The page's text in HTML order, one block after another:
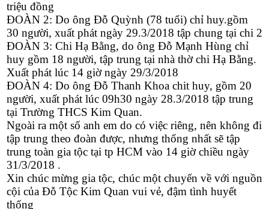
triệu đồng
ĐOÀN 2: Do ông Đỗ Quỳnh (78 tuổi) chỉ huy.gồm
30 người, xuất phát ngày 29.3/2018 tập chung tại chi 2
ĐOÀN 3: Chi Hạ Bằng, do ông Đỗ Mạnh Hùng chỉ
huy gồm 18 người, tập trung tại nhà thờ chi Hạ Bằng.
Xuất phát lúc 14 giờ ngày 29/3/2018
ĐOÀN 4: Do ông Đỗ Thanh Khoa chit huy, gồm 20
người, xuất phát lúc 09h30 ngày 28.3/2018 tập trung
tại Trường THCS Kim Quan.
Ngoài ra một số anh em do có việc riêng, nên không đi
tập trung theo đoàn được, nhưng thống nhất sẽ tập
trung toàn gia tộc tại tp HCM vào 14 giờ chiều ngày
31/3/2018 .
Xin chúc mừng gia tộc, chúc một chuyến về với nguồn
cội của Đỗ Tộc Kim Quan vui vẻ, đậm tình huyết
thống